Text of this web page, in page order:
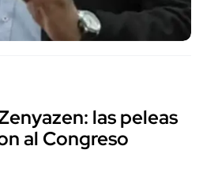
las peleas
al Congreso